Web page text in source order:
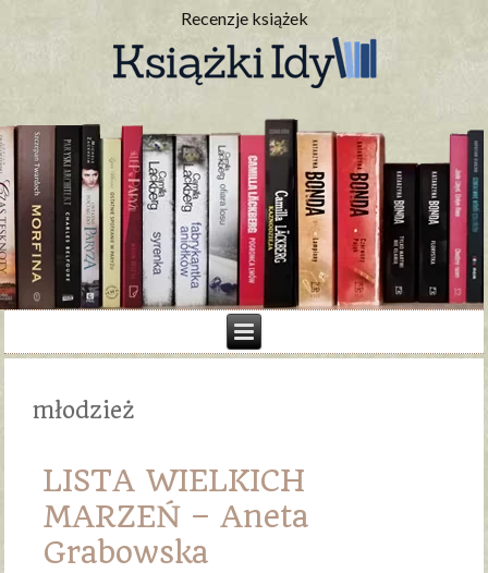
Recenzje książek
młodzież
LISTA WIELKICH
MARZEŃ – Aneta
Grabowska